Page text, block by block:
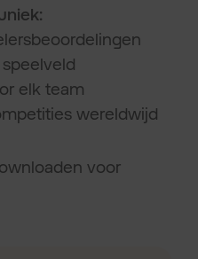
elk team
wereldwijd
voor